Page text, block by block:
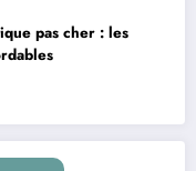
pas cher : les